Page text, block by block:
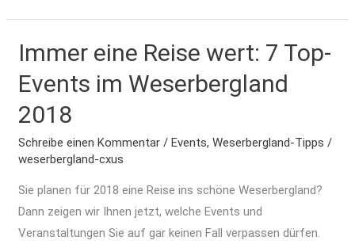
Immer eine Reise wert: 7 Top-
Events im Weserbergland
2018
Schreibe einen Kommentar /Events,Weserbergland-Tipps /
weserbergland-cxus
Sie planen für 2018 eine Reise ins schöne Weserbergland?
Dann zeigen wir Ihnen jetzt, welche Events und
Veranstaltungen Sie auf gar keinen Fall verpassen dürfen.
Immer
Reise
wert:
Top-
im
Weserbergland
2018